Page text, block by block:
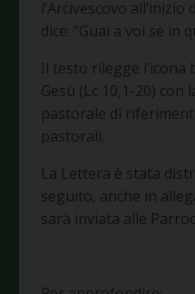
l’Arcivescovo
dice: “Guai a voi se in
Il testo rilegge l’icona
Gesù (Lc 10,1-20)
pastorale di
pastorali.
La Lettera è stata
seguito, anche in
sarà inviata alle